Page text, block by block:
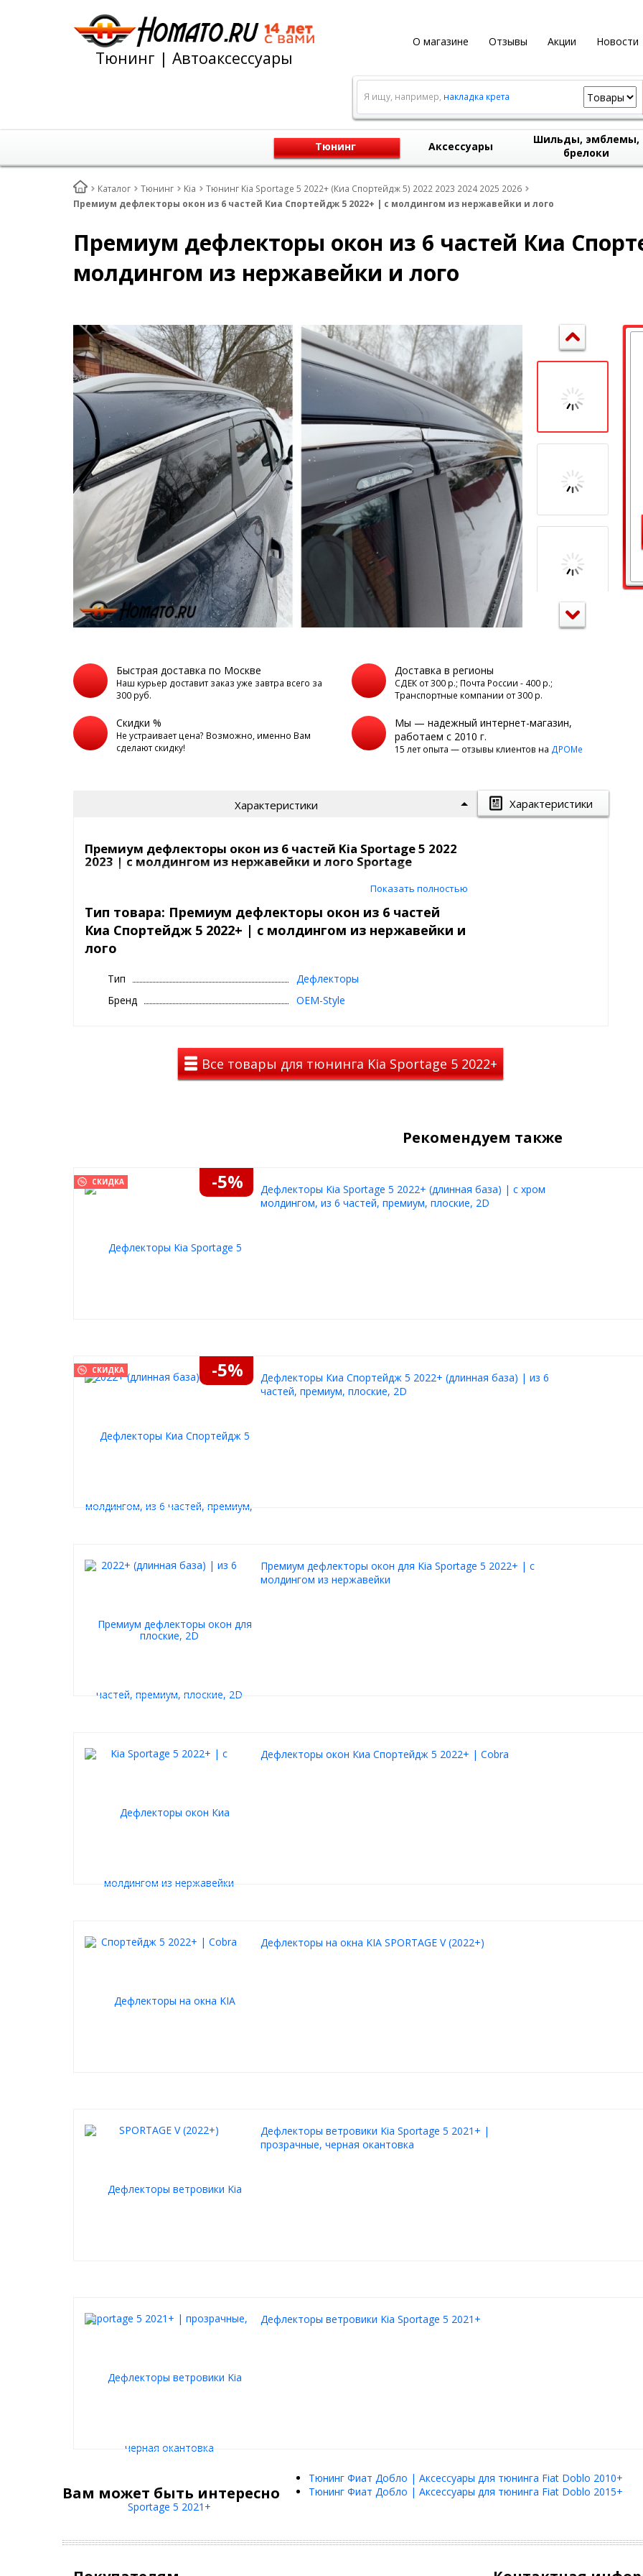
О магазине Отзывы Акции Новости
Тюнинг | Автоаксессуары
Я ищу, например, накладка крета
Тюнинг Аксессуары
Шильды, эмблемы,
брелоки
Каталог Тюнинг Kia
Тюнинг Kia Sportage 5 2022+ (Киа Спортейдж 5) 2022 2023 2024 2025 2026
Премиум дефлекторы окон из 6 частей Киа Спортейдж 5 2022+ | с молдингом из нержавейки и лого
Премиум дефлекторы окон из 6 частей Киа
молдингом из нержавейки и лого
Быстрая доставка по Москве
Наш курьер доставит заказ уже завтра всего за
300 руб.
Доставка в регионы
СДЕК от 300 р.; Почта России - 400 р.;
Транспортные компании от 300 р.
Скидки %
Не устраивает цена? Возможно, именно Вам
сделают скидку!
Мы — надежный интернет-магазин,
работаем с 2010 г.
15 лет опыта — отзывы клиентов на ДРОМе
Характеристики
Характеристики
Премиум дефлекторы окон из 6 частей Kia Sportage 5 2022
2023 | с молдингом из нержавейки и лого Sportage
модель
2022 2023
Ед. Изм.
компл.
Страна
КИТАЙ
большим количеством авто владельцев. Кроме эстетического дополнения,
ветровики также полезная вещь. При установленных ветровиках, в дождливую
погоду, можно не бояться попадания влаги при «чуть» открытых окнах, при этом
воздух будет беспрепятственно попадать в салон.
Изготавливаются из термоформированного прочного темно-дымчатого пластика.
Показать полностью
Тип товара: Премиум дефлекторы окон из 6 частей
Киа Спортейдж 5 2022+ | с молдингом из нержавейки и
лого
Тип
Дефлекторы
Бренд
OEM-Style
Все товары для тюнинга Kia Sportage 5 2022+
Рекомендуем также
СКИДКА -5%
Дефлекторы Kia Sportage 5 2022+ (длинная база) | с хром
молдингом, из 6 частей, премиум, плоские, 2D
СКИДКА -5%
Дефлекторы Киа Спортейдж 5 2022+ (длинная база) | из 6
частей, премиум, плоские, 2D
Премиум дефлекторы окон для Kia Sportage 5 2022+ | с
молдингом из нержавейки
Дефлекторы окон Киа Спортейдж 5 2022+ | Cobra
Дефлекторы на окна KIA SPORTAGE V (2022+)
Дефлекторы ветровики Kia Sportage 5 2021+ |
прозрачные, черная окантовка
Дефлекторы ветровики Kia Sportage 5 2021+
Вам может быть интересно
Тюнинг Фиат Добло | Аксессуары для тюнинга Fiat Doblo 2010+
Тюнинг Фиат Добло | Аксессуары для тюнинга Fiat Doblo 2015+